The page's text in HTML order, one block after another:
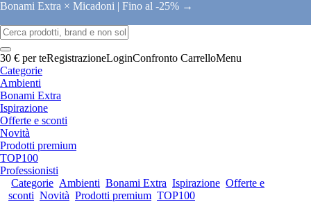
Bonami Extra × Micadoni | Fino al -25% →
30 € per teRegistrazioneLoginConfronto CarrelloMenu
Categorie
Ambienti
Bonami Extra
Ispirazione
Offerte e sconti
Novità
Prodotti premium
TOP100
Professionisti
Categorie Ambienti Bonami Extra Ispirazione Offerte e
sconti Novità Prodotti premium TOP100